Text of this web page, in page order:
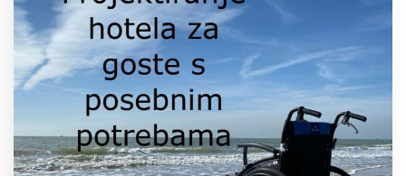
Tehnologija Za
Cijene
Akademija
O nama